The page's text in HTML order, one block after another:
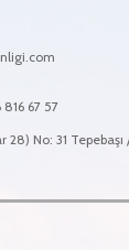
67 57
No: 31 Tepebaşı